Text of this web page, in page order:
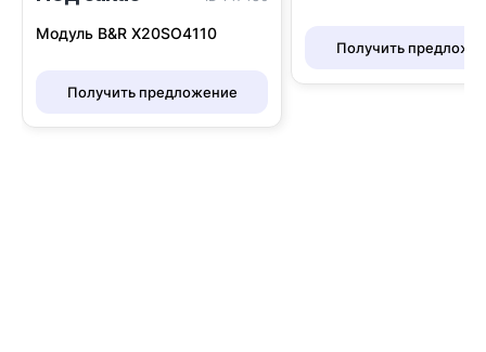
Модуль B&R X20SO4110
Получить предложение
Получить